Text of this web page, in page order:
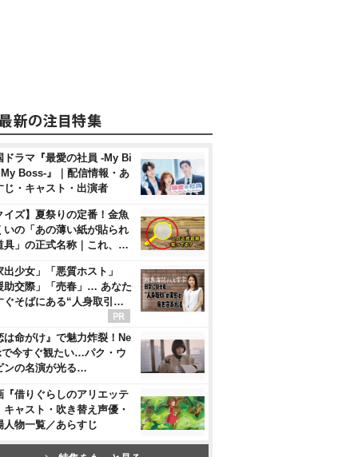
ドラマ『最愛の社員 -My Bi
Boss-』｜配信情報・あ
じ・キャスト・出演者
イズ】夏祭りの定番！金魚
いの「あの薄い紙が貼られ
具」の正式名称｜これ、…
出少女」「悪質ホスト」
助交際」「売春」… あなた
ぐそばにある“人身取引…
は命がけ』で魅力炸裂！Ne
今すぐ観たい…パク・ウ
ンの名演が光る…
『借りぐらしのアリエッテ
キャスト・吹き替え声優・
人物一覧／あらすじ